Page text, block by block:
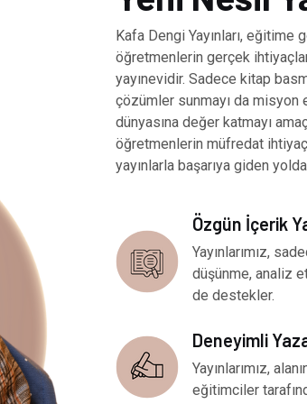
Kafa Dengi Yayınları, eğitime
öğretmenlerin gerçek
yayınevidir. Sadece kitap
çözümler sunmayı da
dünyasına değer katmayı
öğretmenlerin müfredat
yayınlarla başarıya giden
Özgün İçerik
Yayınlarımız,
düşünme, analiz
de destekler.
Deneyimli
Yayınlarımız,
eğitimciler